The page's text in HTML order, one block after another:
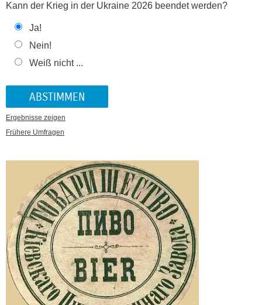
Kann der Krieg in der Ukraine 2026 beendet werden?
Ja!
Nein!
Weiß nicht ...
Ergebnisse zeigen
Frühere Umfragen